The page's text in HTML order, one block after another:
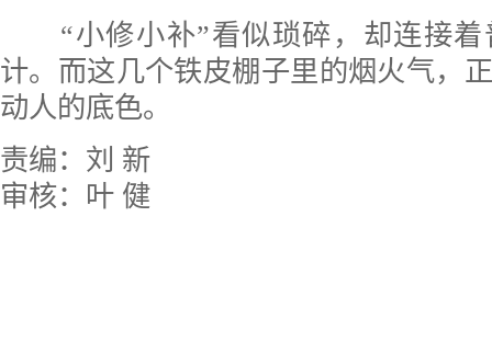
“小修小补”看似琐碎，却连接
计。而这几个铁皮棚子里的烟火气，
动人的底色。
责编：刘 新
审核：叶 健